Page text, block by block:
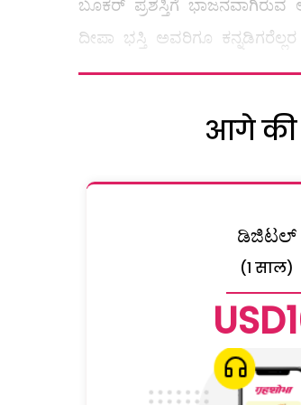
ಬೂಕರ್ ಪ್ರಶಸ್ತಿಗೆ
ದೀಪಾ ಭಸ್ತಿ ಅವರಿಗೂ
आगे की
ಡಿಜಿಟಲ್
(1 साल)